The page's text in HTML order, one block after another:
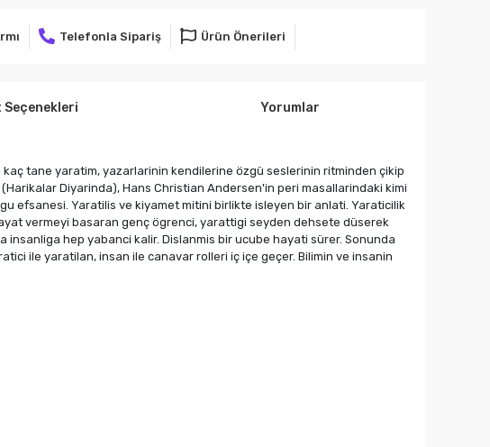
Telefonla Sipariş Ürün Önerileri
Seçenekleri Yorumlar
tane yaratim, yazarlarinin kendilerine özgü seslerinin ritminden çikip
Diyarinda), Hans Christian Andersen'in peri masallarindaki kimi
efsanesi. Yaratilis ve kiyamet mitini birlikte isleyen bir anlati. Yaraticilik
vermeyi basaran genç ögrenci, yarattigi seyden dehsete düserek
hep yabanci kalir. Dislanmis bir ucube hayati sürer. Sonunda
ile yaratilan, insan ile canavar rolleri iç içe geçer. Bilimin ve insanin